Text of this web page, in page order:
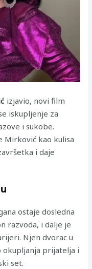
izjavio, novi film
iskupljenje za
i sukobe.
Mirković kao kulisa
i daje
ostaje dosledna
razvoda, i dalje je
Njen dvorac u
okupljanja prijatelja i
set.